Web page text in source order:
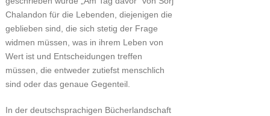
Chalandon für die Lebenden, diejenigen die
geblieben sind, die sich stetig der Frage
widmen müssen, was in ihrem Leben von
Wert ist und Entscheidungen treffen
müssen, die entweder zutiefst menschlich
sind oder das genaue Gegenteil.
In der deutschsprachigen Bücherlandschaft